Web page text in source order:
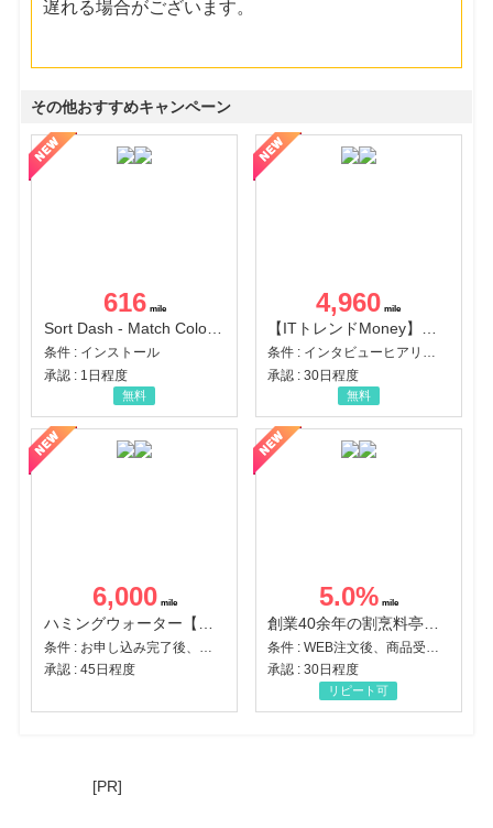
遅れる場合がございます。
その他おすすめキャンペーン
616
Sort Dash - Match Color Puzzle（チャレンジ11完了）（Android）
条件 : インストール
承認 : 1日程度
無料
4,960
【ITトレンドMoney】相談プロモーション
条件 : インタビューヒアリング完了
承認 : 30日程度
無料
6,000
承認 : 45日程度
5.0%
承認 : 30日程度
リピート可
[PR]